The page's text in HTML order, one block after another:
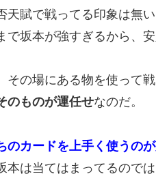
賦で戦ってる印象は無い
で坂本が強すぎるから、
その場にある物を使って戦
のものが運任せなのだ。
のカードを上手く使うの
本は当てはまってるのでは